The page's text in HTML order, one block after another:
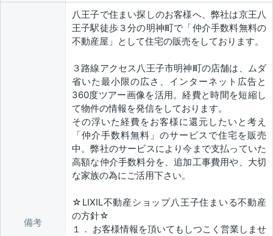
備考
八王子で住まい探しのお客様へ、弊社は京王八
王子駅徒歩３分の明神町で「仲介手数料無料の
不動産屋」として住宅の販売をしております。
３路線アクセス八王子市明神町の店舗は、ムダ
省いた最小限の広さ、インターネット広告と
360度ツアー画像を活用。経費と時間を短縮し
て物件の情報を発信をしております。
その浮いた経費をお客様に還元したいと考え
「仲介手数料無料」のサービスで住宅を販売
中。弊社のサービスにより今まで支払っていた
高額な仲介手数料分を、追加工事費用や、大切
な家族の為にご活用下さい。
☆LIXIL不動産ショップ八王子住まいる不動産
の方針☆
１． お客様情報を頂いてもしつこく営業しませ